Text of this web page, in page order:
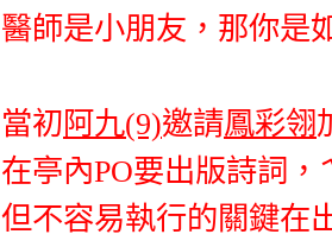
醫師是小朋友 ，那你是
當初阿九(9)邀請鳳彩翎
在亭內PO要出版詩詞
但不容易執行的關鍵在